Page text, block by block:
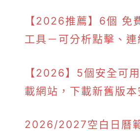
【2026推薦】6個 免
工具－可分析點擊、連
【2026】5個安全可
載網站，下載新舊版本
2026/2027空白日曆